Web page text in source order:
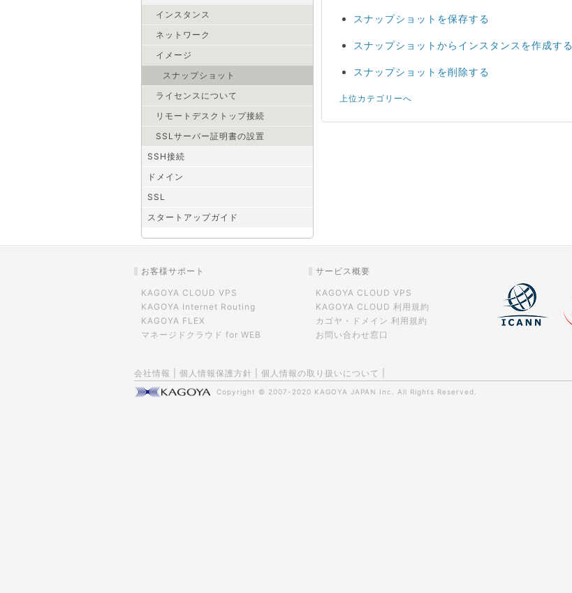
インスタンス
ネットワーク
イメージ
スナップショット
ライセンスについて
リモートデスクトップ接続
SSLサーバー証明書の設置
SSH接続
ドメイン
SSL
スタートアップガイド
スナップショットを保存する
スナップショットからインスタンスを作成する
スナップショットを削除する
上位カテゴリーへ
お客様サポート
KAGOYA CLOUD VPS
KAGOYA Internet Routing
KAGOYA FLEX
マネージドクラウド for WEB
サービス概要
KAGOYA CLOUD VPS
KAGOYA CLOUD 利用規約
カゴヤ・ドメイン 利用規約
お問い合わせ窓口
会社情報 個人情報保護方針 個人情報の取り扱いについて
Copyright © 2007-2020 KAGOYA JAPAN Inc. All Rights Reserved.